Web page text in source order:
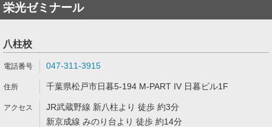
栄光ゼミナール
八柱校
047-311-3915
千葉県松戸市日暮5-194 M-PART IV 日暮ビル1F
JR武蔵野線 新八柱より 徒歩 約3分
新京成線 みのり台より 徒歩 約14分